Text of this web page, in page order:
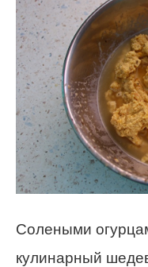
Солеными
кулинарный